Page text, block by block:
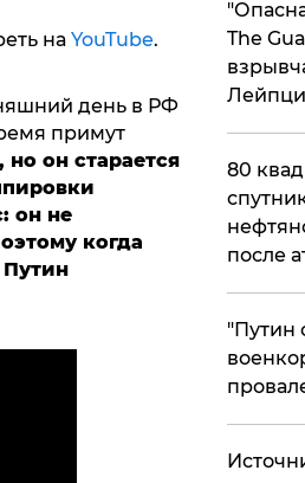
на YouTube.
день в РФ
примут
он старается
он не
когда
The
80
после
​"Путин